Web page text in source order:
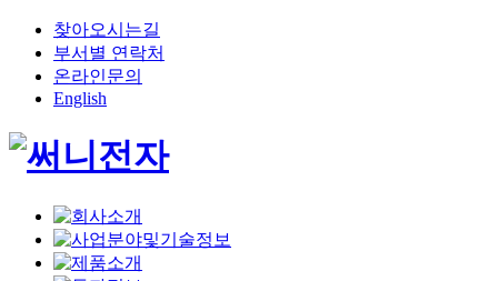
찾아오시는길
부서별 연락처
온라인문의
English